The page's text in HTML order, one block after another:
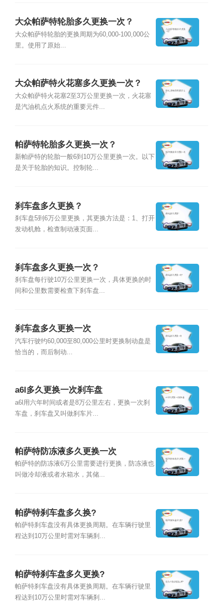
大众帕萨特轮胎多久更换一次？
大众帕萨特轮胎的更换周期为60,000-100,000公
里。使用了原始...
大众帕萨特火花塞多久更换一次？
大众帕萨特火花塞2至3万公里更换一次，火花塞
是汽油机点火系统的重要元件...
帕萨特轮胎多久更换一次？
新帕萨特的轮胎一般6到10万公里更换一次。以下
是关于轮胎的知识。控制轮...
刹车盘多久更换？
刹车盘5到6万公里更换，其更换方法是：1、打开
发动机舱，检查制动液页面...
刹车盘多久更换一次？
刹车盘每行驶10万公里更换一次，具体更换的时
间和公里数需要检查下刹车盘...
刹车盘多久更换一次
汽车行驶约60,000至80,000公里时更换制动盘是
恰当的，而后制动...
a6l多久更换一次刹车盘
a6l用六年时间或者是8万公里左右，更换一次刹
车盘，刹车盘又叫做刹车片...
帕萨特防冻液多久更换一次
帕萨特的防冻液6万公里需要进行更换，防冻液也
叫做冷却液或者水箱水，其储...
帕萨特刹车盘多久换?
帕萨特刹车盘没有具体更换周期。在车辆行驶里
程达到10万公里时需对车辆刹...
帕萨特刹车盘多久更换?
帕萨特刹车盘没有具体更换周期。在车辆行驶里
程达到10万公里时需对车辆刹...